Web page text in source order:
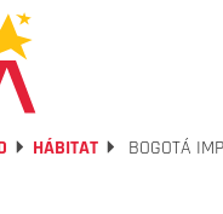
HÁBITAT BOGOTÁ